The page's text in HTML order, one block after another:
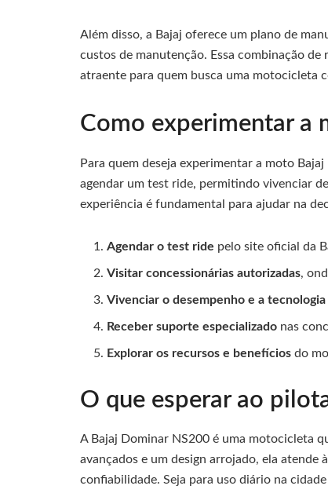
Além disso, a Bajaj oferece um plano de
custos de manutenção. Essa combinação
atraente para quem busca uma motocicleta
Como experimentar a
Para quem deseja experimentar a moto
agendar um test ride, permitindo vivenciar
experiência é fundamental para ajudar na
Agendar o test ride pelo site oficial da
Visitar concessionárias autorizadas,
Vivenciar o desempenho e a tecnologia
Receber suporte especializado nas
Explorar os recursos e benefícios do
O que esperar ao
A Bajaj Dominar NS200 é uma motocicleta
avançados e um design arrojado, ela
confiabilidade. Seja para uso diário na